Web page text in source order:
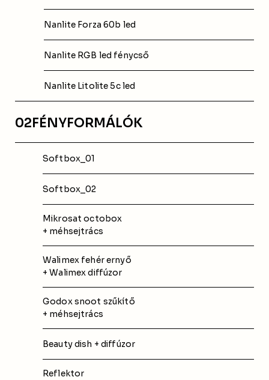
Nanlite Forza 60b led
Nanlite RGB led fénycső
Nanlite Litolite 5c led
FÉNYFORMÁLÓK
02
Softbox_01
Softbox_02
Mikrosat octobox
+ méhsejtrács
Walimex fehér ernyő
+ Walimex diffúzor
Godox snoot szűkítő
+ méhsejtrács
Beauty dish + diffúzor
Reflektor